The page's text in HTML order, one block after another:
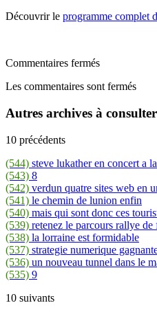
Découvrir le programme complet
Commentaires fermés
Les commentaires sont fermés
Autres archives à consulter
10 précédents
(544) steve lukather en concert a
(543) 8
(542) verdun quatre sites web en
(541) le chemin de lunion enfin
(540) mais qui sont donc ces
(539) retenez le parcours rallye de
(538) la lorraine est formidable
(537) strategie numerique
(536) un nouveau tunnel dans le
(535) 9
10 suivants